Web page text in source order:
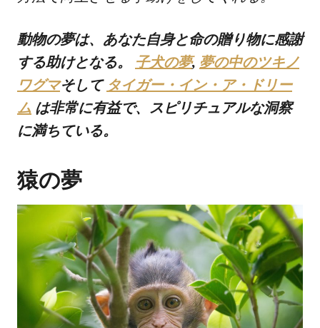
動物の夢は、あなた自身と命の贈り物に感謝
する助けとなる。 子犬の夢, 夢の中のツキノ
ワグマそして タイガー・イン・ア・ドリー
ム は非常に有益で、スピリチュアルな洞察
に満ちている。
猿の夢